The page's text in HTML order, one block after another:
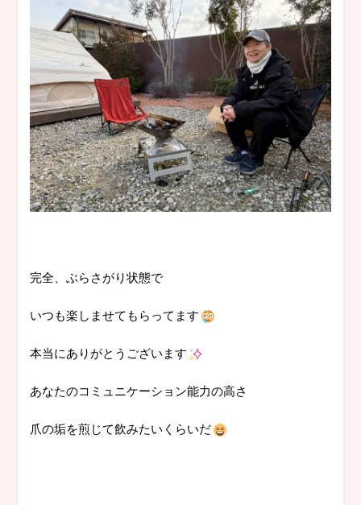
完全、ぶらさがり状態で
いつも楽しませてもらってます
本当にありがとうございます
あなたのコミュニケーション能力の高さ
爪の垢を煎じて飲みたいくらいだ